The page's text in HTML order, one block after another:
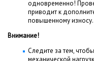
одновременно!
приводит к
повышенному износу.
Внимание!
Следите за тем,
механической